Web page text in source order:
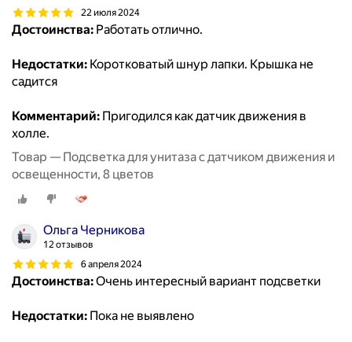
22 июля 2024
Достоинства: Работать отлично.
Недостатки: Коротковатый шнур лапки. Крышка не
садится
Комментарий: Пригодился как датчик движения в
холле.
Товар — Подсветка для унитаза с датчиком движения и
освещенности, 8 цветов
Ольга Черникова
12 отзывов
6 апреля 2024
Достоинства:Очень интересный вариант подсветки
Недостатки: Пока не выявлено